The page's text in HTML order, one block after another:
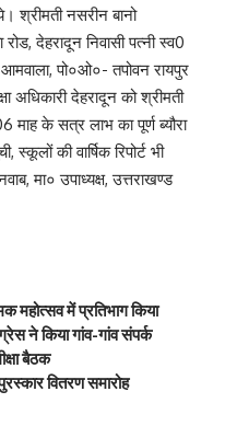
श्रीमती नसरीन बानो
देहरादून निवासी पत्नी स्व0
पो०ओ०- तपोवन रायपुर
अधिकारी देहरादून को श्रीमती
माह के सत्र लाभ का पूर्ण ब्यौरा
की वार्षिक रिपोर्ट भी
मा० उपाध्यक्ष, उत्तराखण्ड
महोत्सव में प्रतिभाग किया
ने किया गांव-गांव संपर्क
बैठक
वितरण समारोह